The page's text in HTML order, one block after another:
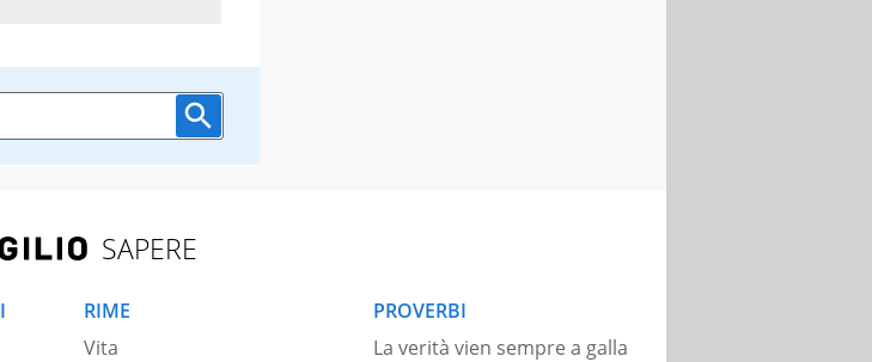
SAPERE
RIME
Vita
PROVERBI
La verità vien sempre a galla